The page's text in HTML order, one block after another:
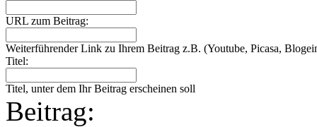
URL zum Beitrag:
Weiterführender Link zu Ihrem Beitrag z.B. (Youtube, Picasa,
Titel:
Titel, unter dem Ihr Beitrag erscheinen soll
Beitrag: